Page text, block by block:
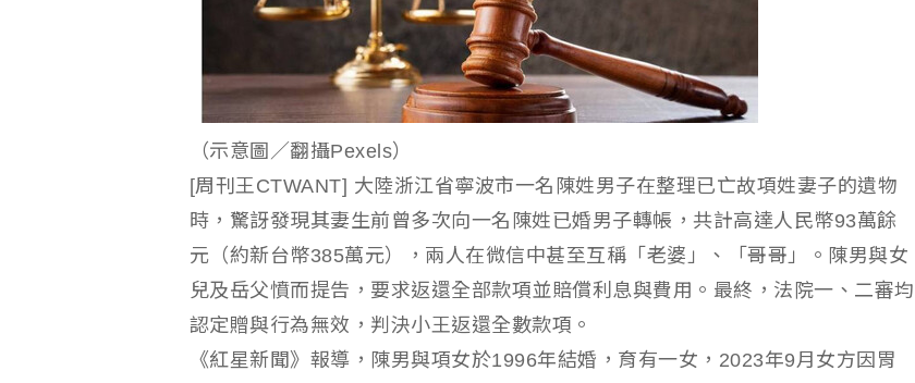
（示意圖／翻攝Pexels）
[周刊王CTWANT] 大陸浙江省寧波市一名陳姓男子在整理已亡故項姓妻子的遺物
時，驚訝發現其妻生前曾多次向一名陳姓已婚男子轉帳，共計高達人民幣93萬餘
元（約新台幣385萬元），兩人在微信中甚至互稱「老婆」、「哥哥」。陳男與女
兒及岳父憤而提告，要求返還全部款項並賠償利息與費用。最終，法院一、二審均
認定贈與行為無效，判決小王返還全數款項。
《紅星新聞》報導，陳男與項女於1996年結婚，育有一女，2023年9月女方因胃